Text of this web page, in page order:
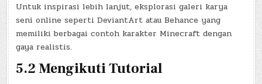
Untuk inspirasi lebih lanjut, eksplorasi galeri karya
seni online seperti DeviantArt atau Behance yang
memiliki berbagai contoh karakter Minecraft dengan
gaya realistis.
5.2 Mengikuti Tutorial